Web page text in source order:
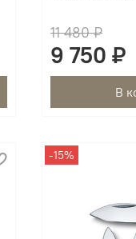
11 480 ₽
9 750 ₽
В
-15%